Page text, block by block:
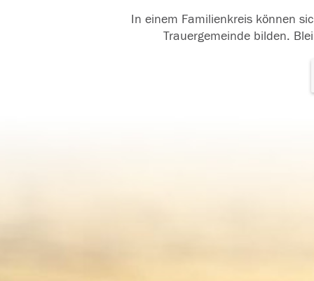
In einem Familienkreis können
Trauergemeinde bilden.